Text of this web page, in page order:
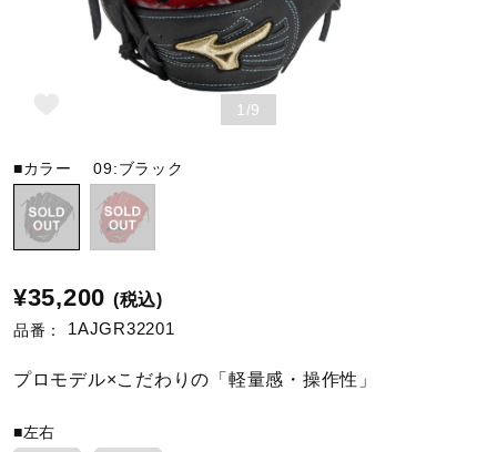
バドミントン
卓球
ソフトボール
柔道
1/9
■カラー09:ブラック
¥35,200 (税込)
品番： 1AJGR32201
プロモデル×こだわりの「軽量感・操作性」
■左右